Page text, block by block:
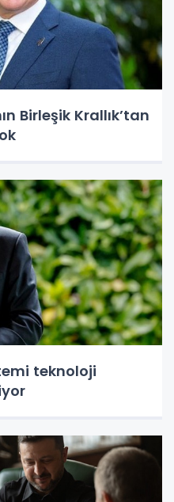
Birleşik Krallık’tan
teknoloji